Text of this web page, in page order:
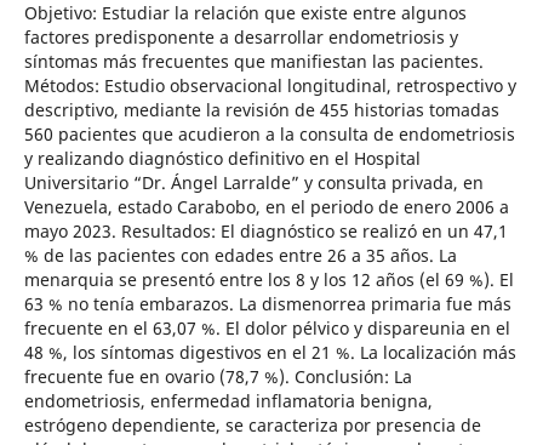
Objetivo: Estudiar la relación que existe entre algunos
factores predisponente a desarrollar endometriosis y
síntomas más frecuentes que manifiestan las pacientes.
Métodos: Estudio observacional longitudinal, retrospectivo y
descriptivo, mediante la revisión de 455 historias tomadas
560 pacientes que acudieron a la consulta de endometriosis
y realizando diagnóstico definitivo en el Hospital
Universitario “Dr. Ángel Larralde” y consulta privada, en
Venezuela, estado Carabobo, en el periodo de enero 2006 a
mayo 2023. Resultados: El diagnóstico se realizó en un 47,1
% de las pacientes con edades entre 26 a 35 años. La
menarquia se presentó entre los 8 y los 12 años (el 69 %). El
63 % no tenía embarazos. La dismenorrea primaria fue más
frecuente en el 63,07 %. El dolor pélvico y dispareunia en el
48 %, los síntomas digestivos en el 21 %. La localización más
frecuente fue en ovario (78,7 %). Conclusión: La
endometriosis, enfermedad inflamatoria benigna,
estrógeno dependiente, se caracteriza por presencia de